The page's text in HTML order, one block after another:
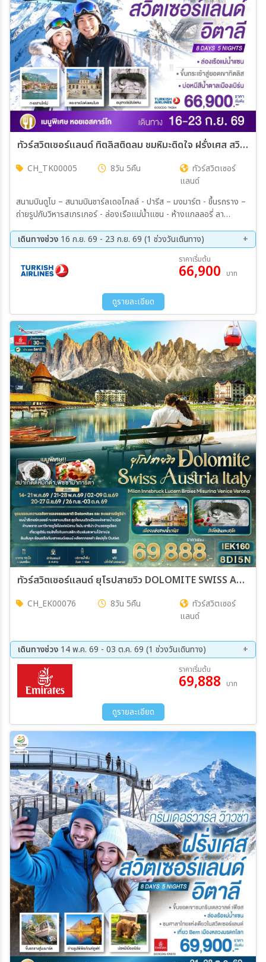
ทัวร์สวิตเซอร์แลนด์ ทิตลิสติดลม ชมหิมะติดใจ ฝรั่งเศส สวิตเซอร์แลนด์ อิตาลี 8วัน 5คืน (TK)
CH_TK00005 8วัน 5คืน
ทัวร์สวิตเซอร์
แลนด์
สนามบินดูไบ – สนามบินชาร์ลเดอโกลล์ - ปารีส – มงมาร์ต - ขึ้นรถราง –
ถ่ายรูปกับวิหารสเกรเกอร์ - ล่องเรือแม่น้ำแซน - ห้างแกลลอรี่ ลา
ถ่ายรูปพิพิธภัณฑ์ลูฟท์ - ร้านค้าปลอดภาษี - ห้างลา ซามาริแตง – La
Vallee outlet - ถ่ายรูปพระราชวังฟงแตนโบล - ดิจอง - เบิร์น - ชมบ่อ
หมีสีน้ำตาล – อินเตอร์ลาเคน - ซูริค - ซุก – หอนาฬิกาเมืองซุก - ลูเซิร์น -
อนุสาวรีย์สิงโตหิน – สะพานไม้ชาเปล – ขึ้นกระเช้าสู่ยอดเขาทิตลิส – มิ
- สนามบินมัลเพนซา - สนามบินอิสตันบูล - สนามบินสุวรรณภูมิ
เดินทางช่วง 16 ก.ย. 69 - 23 ก.ย. 69 (1 ช่วงวันเดินทาง)
ราคาเริ่มต้น
66,900 บาท
ดูรายละเอียด
ทัวร์สวิตเซอร์แลนด์ ยุโรปสายวิว DOLOMITE SWISS AUSTRIA ITALY Milan Innsbruck Lucern Braies Misurina Venice Verona 8วัน 5คืน (EK)
CH_EK00076 8วัน 5คืน
ทัวร์สวิตเซอร์
แลนด์
เดินทางช่วง 14 พ.ค. 69 - 03 ต.ค. 69 (1 ช่วงวันเดินทาง)
26 ก.ย. 69 - 03 ต.ค. 69 ราคาเริ่มต้น
69,888 บาท
ดูรายละเอียด